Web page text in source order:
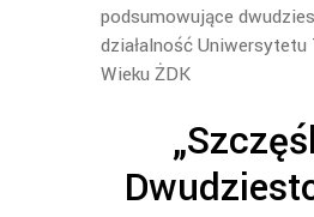
podsumowujące
działalność Uniwersytetu
Wieku ŻDK